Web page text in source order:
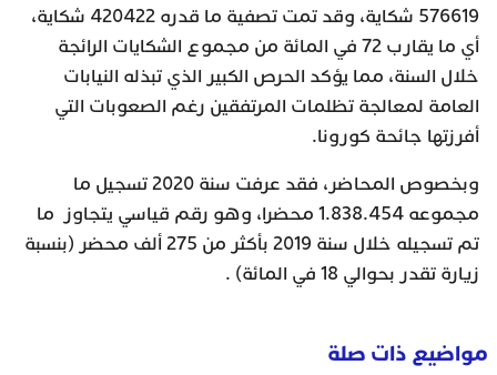
576619 شكاية، وقد تمت تصفية ما قدره 420422 شكاية،
أي ما يقارب 72 في المائة من مجموع الشكايات الرائجة
خلال السنة، مما يؤكد الحرص الكبير الذي تبذله النيابات
العامة لمعالجة تظلمات المرتفقين رغم الصعوبات التي
أفرزتها جائحة كورونا.
وبخصوص المحاضر، فقد عرفت سنة 2020 تسجيل ما
مجموعه 1.838.454 محضرا، وهو رقم قياسي يتجاوز ما
تم تسجيله خلال سنة 2019 بأكثر من 275 ألف محضر (بنسبة
زيارة تقدر بحوالي 18 في المائة) .
مواضيع ذات صلة